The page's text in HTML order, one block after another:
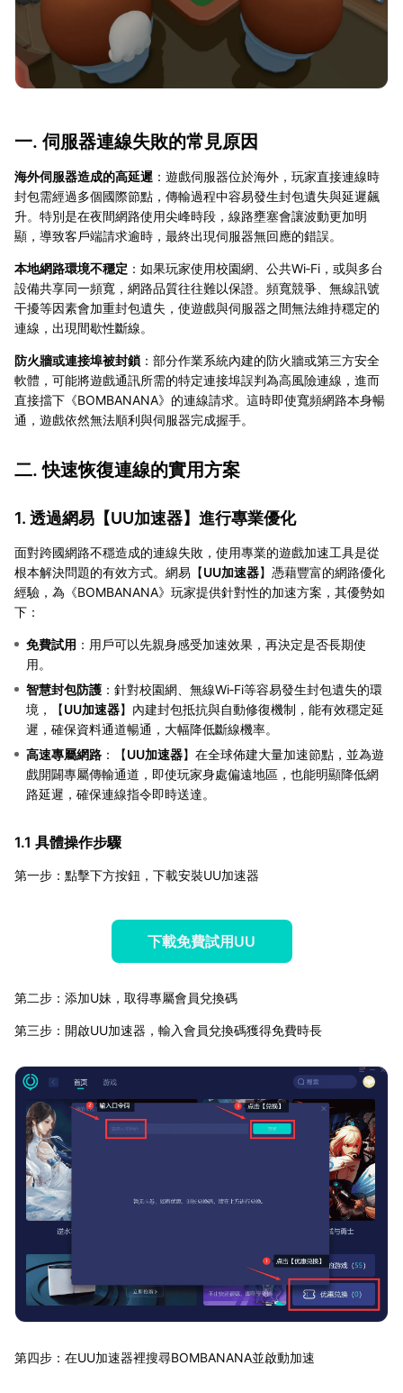
一. 伺服器連線失敗的常見原因
海外伺服器造成的高延遲 ：遊戲伺服器位於海外，玩家直接連線時
封包需經過多個國際節點，傳輸過程中容易發生封包遺失與延遲飆
升。特別是在夜間網路使用尖峰時段，線路壅塞會讓波動更加明
顯，導致客戶端請求逾時，最終出現伺服器無回應的錯誤。
本地網路環境不穩定 ：如果玩家使用校園網、公共Wi‑Fi，或與多台
設備共享同一頻寬，網路品質往往難以保證。頻寬競爭、無線訊號
干擾等因素會加重封包遺失，使遊戲與伺服器之間無法維持穩定的
連線，出現間歇性斷線。
防火牆或連接埠被封鎖 ：部分作業系統內建的防火牆或第三方安全
軟體，可能將遊戲通訊所需的特定連接埠誤判為高風險連線，進而
直接擋下《BOMBANANA》的連線請求。這時即使寬頻網路本身暢
通，遊戲依然無法順利與伺服器完成握手。
二. 快速恢復連線的實用方案
1. 透過網易【UU加速器】進行專業優化
面對跨國網路不穩造成的連線失敗，使用專業的遊戲加速工具是從
根本解決問題的有效方式。網易【UU加速器】憑藉豐富的網路優化
經驗，為《BOMBANANA》玩家提供針對性的加速方案，其優勢如
下：
免費試用 ：用戶可以先親身感受加速效果，再決定是否長期使
用。
智慧封包防護 ：針對校園網、無線Wi‑Fi等容易發生封包遺失的環
境，【UU加速器】內建封包抵抗與自動修復機制，能有效穩定延
遲，確保資料通道暢通，大幅降低斷線機率。
高速專屬網路 ：【UU加速器】在全球佈建大量加速節點，並為遊
戲開闢專屬傳輸通道，即使玩家身處偏遠地區，也能明顯降低網
路延遲，確保連線指令即時送達。
1.1 具體操作步驟
第一步：點擊下方按鈕，下載安裝UU加速器
下載免費試用UU
第二步：添加U妹，取得專屬會員兌換碼
第三步：開啟UU加速器，輸入會員兌換碼獲得免費時長
第四步：在UU加速器裡搜尋BOMBANANA並啟動加速